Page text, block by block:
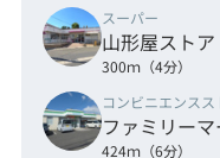
スーパー
山形屋スト
300ｍ（4分）
コンビニエンスス
ファミリー
424ｍ（6分）